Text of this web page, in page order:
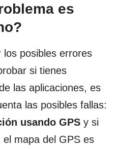
es
los posibles errores
si tienes
las aplicaciones, es
las posibles fallas:
usando GPS y si
el mapa del GPS es